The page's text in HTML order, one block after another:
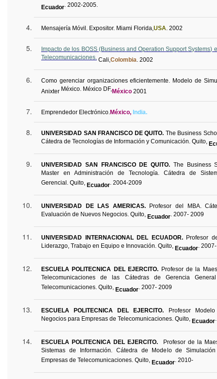
Ecuador. 2002-2005.
Mensajería Móvil. Expositor. Miami Florida, USA . 2002
Impacto de los BOSS (Business and Operation Support Systems)
Telecomunicaciones. Cali, Colombia . 2002
Como gerenciarorganizaciones eficientemente. Modelo de
Anixter México. México DF,México 2001
Emprendedor Electrónico. México, India.
UNIVERSIDAD SAN FRANCISCO DE QUITO. The Business
Cátedra de Tecnologías de Información y Comunicación. Quito,
UNIVERSIDAD SAN FRANCISCO DE QUITO. The Business
Master en Administración de Tecnología. Cátedra de
Gerencial. Quito, Ecuador. 2004-2009
UNIVERSIDAD DE LAS AMERICAS.Profesor del MBA.
Evaluación de Nuevos Negocios. Quito, Ecuador. 2007- 2009
UNIVERSIDAD INTERNACIONAL DEL ECUADOR.Profesor
Liderazgo, Trabajo en Equipo e Innovación. Quito, Ecuador.
ESCUELA POLITECNICA DEL EJERCITO. Profesorde la
Telecomunicaciones de las Cátedras de Gerencia
Telecomunicaciones. Quito, Ecuador. 2007- 2009
ESCUELA POLITECNICA DEL EJERCITO. Profesor
Negocios para Empresas de Telecomunicaciones. Quito, Ecuador
ESCUELA POLITECNICA DEL EJERCITO. Profesor de la
Sistemas de Información. Cátedra de Modelo de
Empresas de Telecomunicaciones. Quito, Ecuador. 2010-